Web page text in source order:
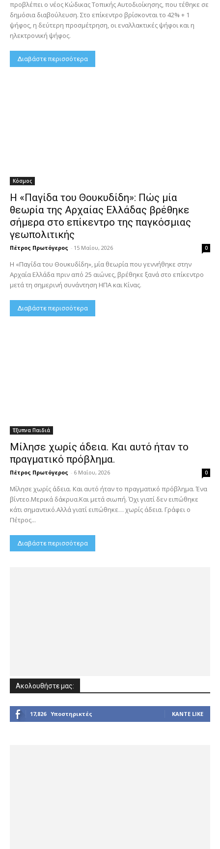
προβλέπει ο νέος Κώδικας Τοπικής Αυτοδιοίκησης, που τέθηκε σε
δημόσια διαβούλευση. Στο επίκεντρο βρίσκονται το 42% + 1
ψήφος, η δεύτερη προσμέτρηση, οι εναλλακτικές ψήφοι και η
ηλεκτρονική ψήφος.
Διαβάστε περισσότερα
Κόσμος
Η «Παγίδα του Θουκυδίδη»: Πώς μία
θεωρία της Αρχαίας Ελλάδας βρέθηκε
σήμερα στο επίκεντρο της παγκόσμιας
γεωπολιτικής
Πέτρος Πρωτόγερος - 15 Μαΐου, 2026 0
Η «Παγίδα του Θουκυδίδη», μία θεωρία που γεννήθηκε στην
Αρχαία Ελλάδα πριν από 25 αιώνες, βρέθηκε ξανά στο επίκεντρο
μετά τη σημερινή συνάντηση ΗΠΑ και Κίνας.
Διαβάστε περισσότερα
Έξυπνα Παιδιά
Μίλησε χωρίς άδεια. Και αυτό ήταν το
πραγματικό πρόβλημα.
Πέτρος Πρωτόγερος - 6 Μαΐου, 2026 0
Μίλησε χωρίς άδεια. Και αυτό ήταν το πραγματικό πρόβλημα. Ένα
βίντεο.Μερικά δάκρυα.Και μετά σιωπή. Όχι γιατί δεν ειπώθηκε
κάτι σημαντικό.Αλλά γιατί ειπώθηκε… χωρίς άδεια. Γράφει ο
Πέτρος...
Διαβάστε περισσότερα
Ακολουθήστε μας:
17,826 Υποστηρικτές ΚΆΝΤΕ LIKE